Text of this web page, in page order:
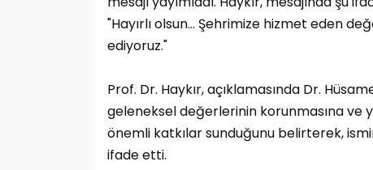
"Hayırlı olsun… Şehrimize hizmet eden
ediyoruz."
Prof. Dr. Haykır, açıklamasında Dr.
geleneksel değerlerinin korunmasına ve
önemli katkılar sunduğunu belirterek,
ifade etti.